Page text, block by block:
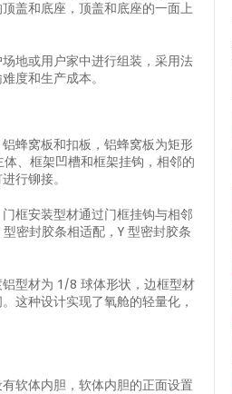
盖和底座，顶盖和底座的一面上
地或用户家中进行组装，采用法
度和生产成本。
蜂窝板和扣板，铝蜂窝板为矩形
、框架凹槽和框架挂钩，相邻的
行铆接。
框安装型材通过门框挂钩与相邻
密封胶条相适配，Y 型密封胶条
型材为 1/8 球体形状，边框型材
这种设计实现了氧舱的轻量化，
软体内胆，软体内胆的正面设置